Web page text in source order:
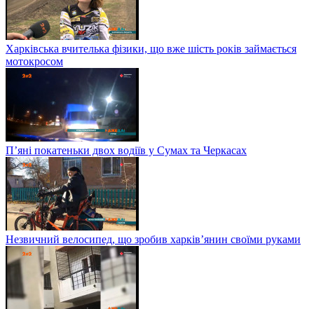
Харківська вчителька фізики, що вже шість років займається
мотокросом
П’яні покатеньки двох водіїв у Сумах та Черкасах
Незвичний велосипед, що зробив харків’янин своїми руками